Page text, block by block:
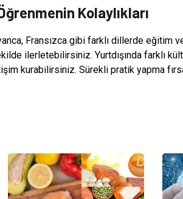
Kolaylıkları
Fransızca gibi farklı dillerde eğitim
ilerletebilirsiniz. Yurtdışında farklı
kurabilirsiniz. Sürekli pratik yapma